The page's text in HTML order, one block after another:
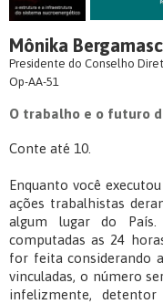
Mônika
Presidente do Conselho
Op-AA-51
O trabalho e o futuro
Conte até 10.
Enquanto você
ações trabalhistas
algum lugar do
computadas as 24
for feita considerando
vinculadas, o número
infelizmente,